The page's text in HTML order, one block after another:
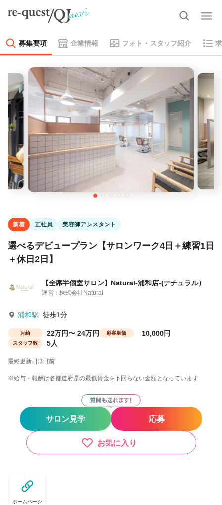
募集要項 企業情報 フォト・スタッフ紹介
新着 正社員 美容師アシスタント
選べるデビュープラン【サロンワーク4日＋練習1日
＋休日2日】
【全席半個室サロン】Natural-浦和店-(ナチュラル）
運営：株式会社Natural
浦和駅 徒歩1分
月給 22万円〜 24万円 顧客単価 10,000円
スタッフ数 5人
最終更新日:3日前
※給与・報酬は各都道府県の最低賃金を下回らない金額となっています
サロン見学 応募
お気に入り
ホームページ